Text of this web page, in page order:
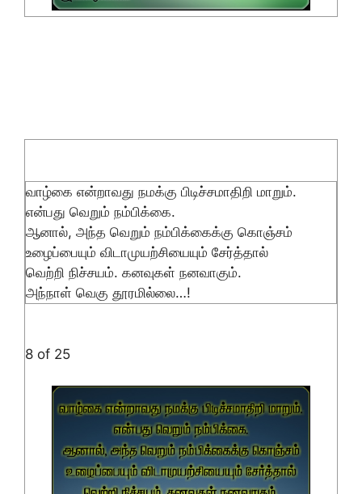
வாழ்கை என்றாவது நமக்கு பிடிச்சமாதிறி மாறும்.
என்பது வெறும் நம்பிக்கை.
ஆனால், அந்த வெறும் நம்பிக்கைக்கு கொஞ்சம்
உழைப்பையும் விடாமுயற்சியையும் சேர்த்தால்
வெற்றி நிச்சயம். கனவுகள் நனவாகும்.
அந்நாள் வெகு தூரமில்லை…!
8 of 25